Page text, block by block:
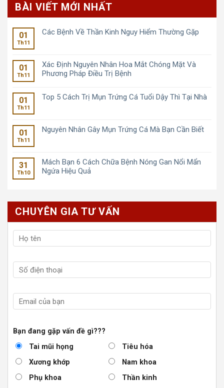
BÀI VIẾT MỚI NHẤT
01
Th11
Các Bệnh Về Thần Kinh Nguy Hiểm Thường Gặp
01
Th11
Xác Định Nguyên Nhân Hoa Mắt Chóng Mặt Và
Phương Pháp Điều Trị Bệnh
01
Th11
Top 5 Cách Trị Mụn Trứng Cá Tuổi Dậy Thì Tại Nhà
01
Th11
Nguyên Nhân Gây Mụn Trứng Cá Mà Bạn Cần Biết
31
Th10
Mách Bạn 6 Cách Chữa Bệnh Nóng Gan Nổi Mẩn
Ngứa Hiệu Quả
CHUYÊN GIA TƯ VẤN
Bạn đang gặp vấn đề gì???
Tai mũi họng
Tiêu hóa
Xương khớp
Nam khoa
Phụ khoa
Thần kinh